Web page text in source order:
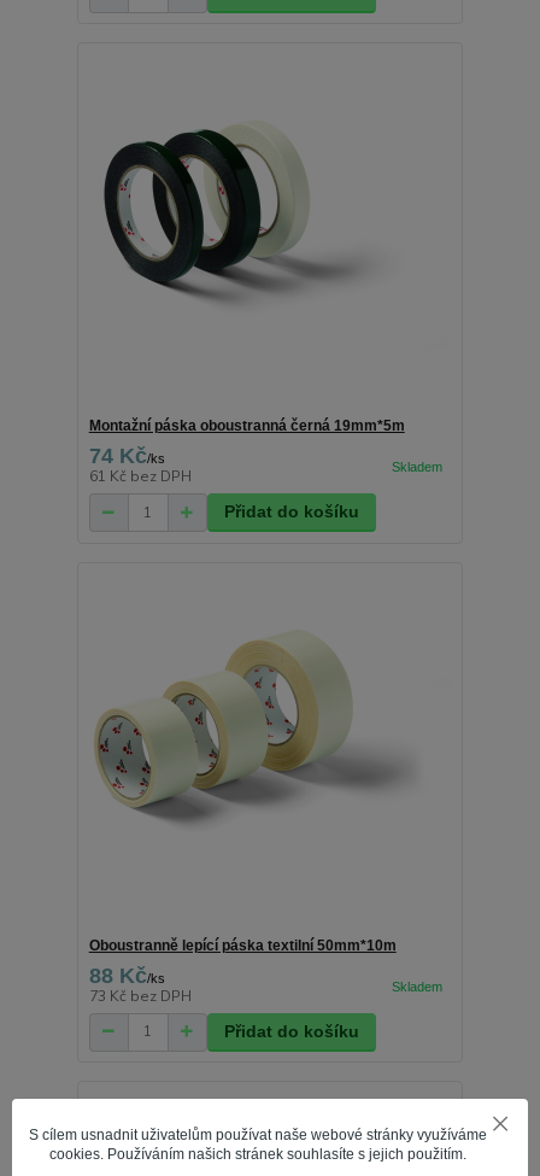
Montažní páska oboustranná černá 19mm*5m
74 Kč/ks
61 Kč bez DPH
Přidat do košíku
Oboustranně lepící páska textilní 50mm*10m
88 Kč/ks
73 Kč bez DPH
Přidat do košíku
S cílem usnadnit uživatelům používat naše webové stránky využíváme
cookies. Používáním našich stránek souhlasíte s jejich použitím.